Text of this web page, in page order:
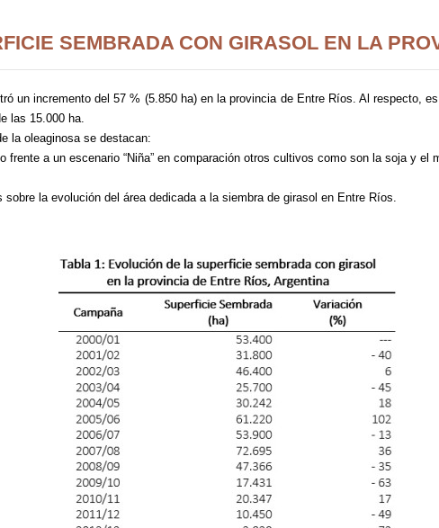
SEMBRADA CON GIRASOL EN LA
un incremento del 57 % (5.850 ha) en la provincia de Entre Ríos. Al respecto,
las 15.000 ha.
la oleaginosa se destacan:
frente a un escenario “Niña” en comparación otros cultivos como son la soja y el
la evolución del área dedicada a la siembra de girasol en Entre Ríos.